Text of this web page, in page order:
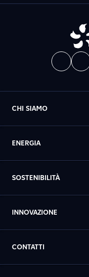
CHI SIAMO
ENERGIA
SOSTENIBILITÀ
INNOVAZIONE
CONTATTI